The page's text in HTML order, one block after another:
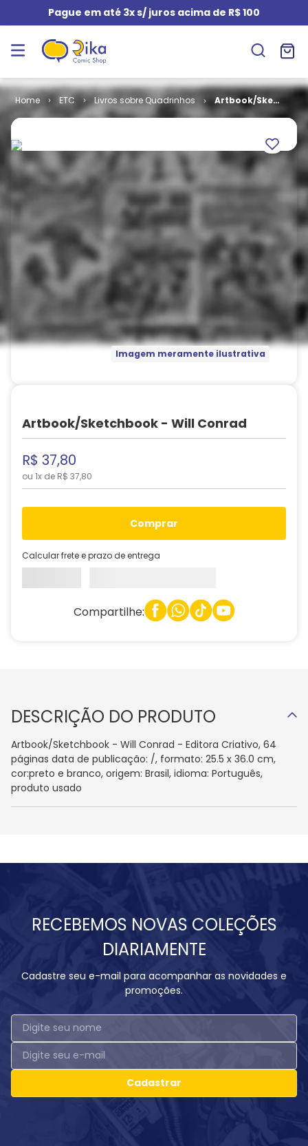
Pague em até 3x s/ juros acima de R$ 100
ETC Livros sobre Quadrinhos
Artbook/
- Will Conrad
Imagem meramente ilustrativa
Artbook/Sketchbook - Will Conrad
R$ 37,80
ou 1x de R$ 37,80
comprar
Calcular frete e prazo de entrega
Compartilhe:
DESCRIÇÃO DO PRODUTO
Artbook/Sketchbook - Will Conrad - Editora Criativo, 64
páginas data de publicação: /, formato: 25.5 x 36.0 cm,
cor:preto e branco, origem: Brasil, idioma: Português,
produto usado
RECEBEMOS NOVAS COLEÇÕES
DIARIAMENTE
Cadastre seu e-mail para acompanhar as novidades e
promoções.
Cadastrar